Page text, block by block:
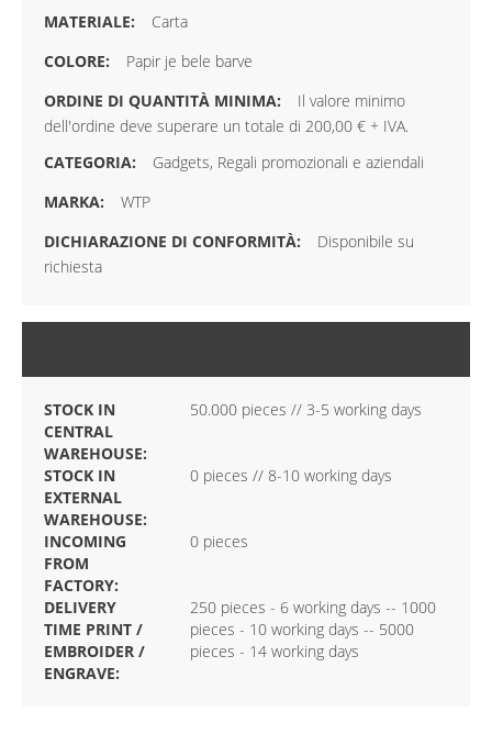
Carta
Papir je bele barve
Il valore minimo
dell'ordine deve superare un totale di 200,00 € + IVA.
Gadgets, Regali promozionali e aziendali
WTP
Disponibile su
richiesta
STOCK IN
CENTRAL
WAREHOUSE:
50.000 pieces // 3-5 working days
STOCK IN
EXTERNAL
WAREHOUSE:
0 pieces // 8-10 working days
INCOMING
FROM
FACTORY:
0 pieces
DELIVERY
TIME PRINT /
EMBROIDER /
ENGRAVE:
250 pieces - 6 working days -- 1000
pieces - 10 working days -- 5000
pieces - 14 working days